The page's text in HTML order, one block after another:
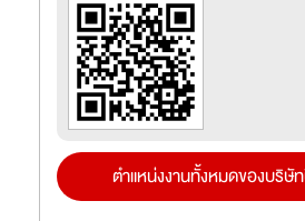
ตำแหน่งงานทั้งหมดของบริษั